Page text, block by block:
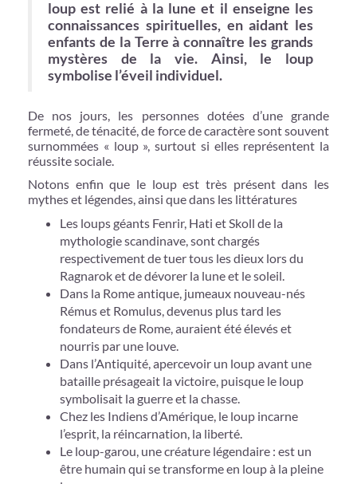
loup est relié à la lune et il enseigne les
connaissances spirituelles, en aidant les
enfants de la Terre à connaître les grands
mystères de la vie. Ainsi, le loup
symbolise l’éveil individuel.
De nos jours, les personnes dotées d’une grande
fermeté, de ténacité, de force de caractère sont souvent
surnommées « loup », surtout si elles représentent la
réussite sociale.
Notons enfin que le loup est très présent dans les
mythes et légendes, ainsi que dans les littératures
Les loups géants Fenrir, Hati et Skoll de la
mythologie scandinave, sont chargés
respectivement de tuer tous les dieux lors du
Ragnarok et de dévorer la lune et le soleil.
Dans la Rome antique, jumeaux nouveau-nés
Rémus et Romulus, devenus plus tard les
fondateurs de Rome, auraient été élevés et
nourris par une louve.
Dans l’Antiquité, apercevoir un loup avant une
bataille présageait la victoire, puisque le loup
symbolisait la guerre et la chasse.
Chez les Indiens d’Amérique, le loup incarne
l’esprit, la réincarnation, la liberté.
Le loup-garou, une créature légendaire : est un
être humain qui se transforme en loup à la pleine